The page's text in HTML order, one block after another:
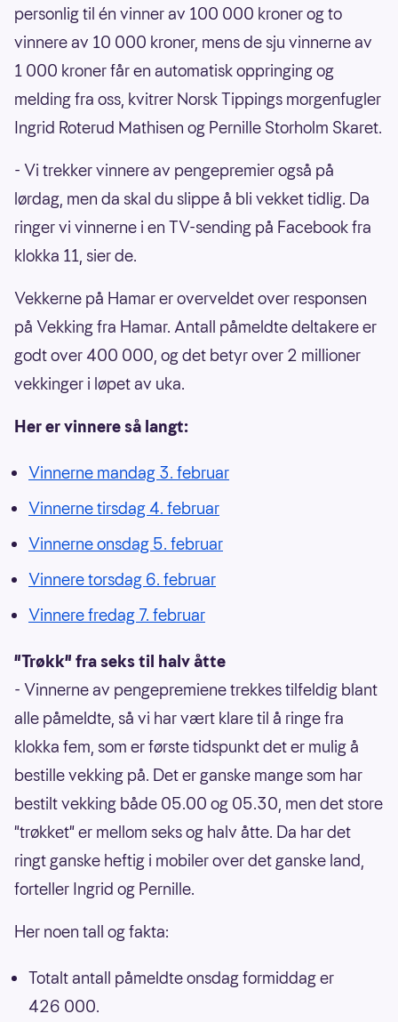
personlig til én vinner av 100 000 kroner og to
vinnere av 10 000 kroner, mens de sju vinnerne av
1 000 kroner får en automatisk oppringing og
melding fra oss, kvitrer Norsk Tippings morgenfugler
Ingrid Roterud Mathisen og Pernille Storholm Skaret.
- Vi trekker vinnere av pengepremier også på
lørdag, men da skal du slippe å bli vekket tidlig. Da
ringer vi vinnerne i en TV-sending på Facebook fra
klokka 11, sier de.
Vekkerne på Hamar er overveldet over responsen
på Vekking fra Hamar. Antall påmeldte deltakere er
godt over 400 000, og det betyr over 2 millioner
vekkinger i løpet av uka.
Her er vinnere så langt:
Vinnerne mandag 3. februar
Vinnerne tirsdag 4. februar
Vinnerne onsdag 5. februar
Vinnere torsdag 6. februar
Vinnere fredag 7. februar
"Trøkk" fra seks til halv åtte
- Vinnerne av pengepremiene trekkes tilfeldig blant
alle påmeldte, så vi har vært klare til å ringe fra
klokka fem, som er første tidspunkt det er mulig å
bestille vekking på. Det er ganske mange som har
bestilt vekking både 05.00 og 05.30, men det store
"trøkket" er mellom seks og halv åtte. Da har det
ringt ganske heftig i mobiler over det ganske land,
forteller Ingrid og Pernille.
Her noen tall og fakta:
Totalt antall påmeldte onsdag formiddag er
426 000.